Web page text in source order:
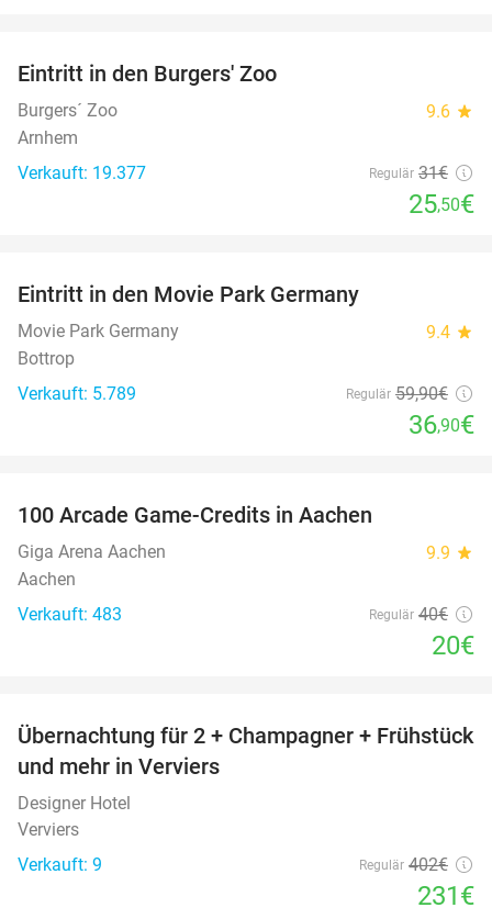
Eintritt in den Burgers' Zoo
Burgers´ Zoo 9.6 star
Arnhem
Verkauft: 19.377
Regulär 31€
25,50€
Eintritt in den Movie Park Germany
Movie Park Germany 9.4 star
Bottrop
Verkauft: 5.789
Regulär 59,90€
36,90€
100 Arcade Game-Credits in Aachen
Giga Arena Aachen 9.9 star
Aachen
Verkauft: 483
Regulär 40€
20€
43%
Übernachtung für 2 + Champagner + Frühstück
und mehr in Verviers
Designer Hotel
Verviers
Verkauft: 9
Regulär 402€
231€